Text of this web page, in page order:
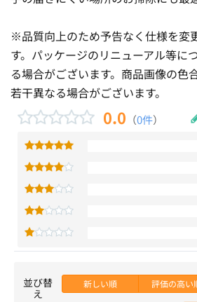
※品質向上のため予告なく仕様を変
す。パッケージのリニューアル等に
る場合がございます。商品画像の色
若干異なる場合がございます。
0.0 （0件）
並び替
え
新しい順 評価の高い